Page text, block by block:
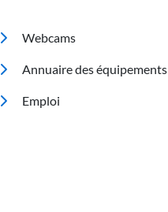
Footer 2
Webcams
Annuaire des équipements
Emploi